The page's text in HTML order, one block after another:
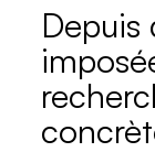
Depuis